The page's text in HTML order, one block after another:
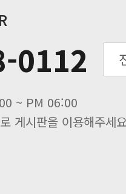
두산이 마르고 닳도록
두산이 마르고 닳도록
두산이 마르고 닳도록
두산이 마르고 닳도록
0112
~ PM 06:00
게시판을 이용해주세